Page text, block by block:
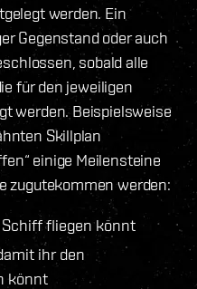
werden. Ein
Gegenstand oder auch
sobald alle
für den jeweiligen
werden. Beispielsweise
Skillplan
einige Meilensteine
zugutekommen werden:
fliegen könnt
ihr den
könnt